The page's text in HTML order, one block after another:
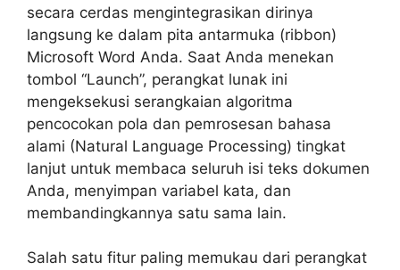
secara cerdas mengintegrasikan dirinya
langsung ke dalam pita antarmuka (ribbon)
Microsoft Word Anda. Saat Anda menekan
tombol “Launch”, perangkat lunak ini
mengeksekusi serangkaian algoritma
pencocokan pola dan pemrosesan bahasa
alami (Natural Language Processing) tingkat
lanjut untuk membaca seluruh isi teks dokumen
Anda, menyimpan variabel kata, dan
membandingkannya satu sama lain.
Salah satu fitur paling memukau dari perangkat